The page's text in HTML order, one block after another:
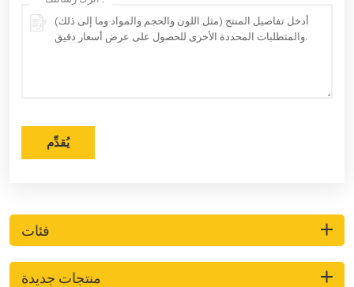
يُقدِّم
فئات
منتجات جديدة